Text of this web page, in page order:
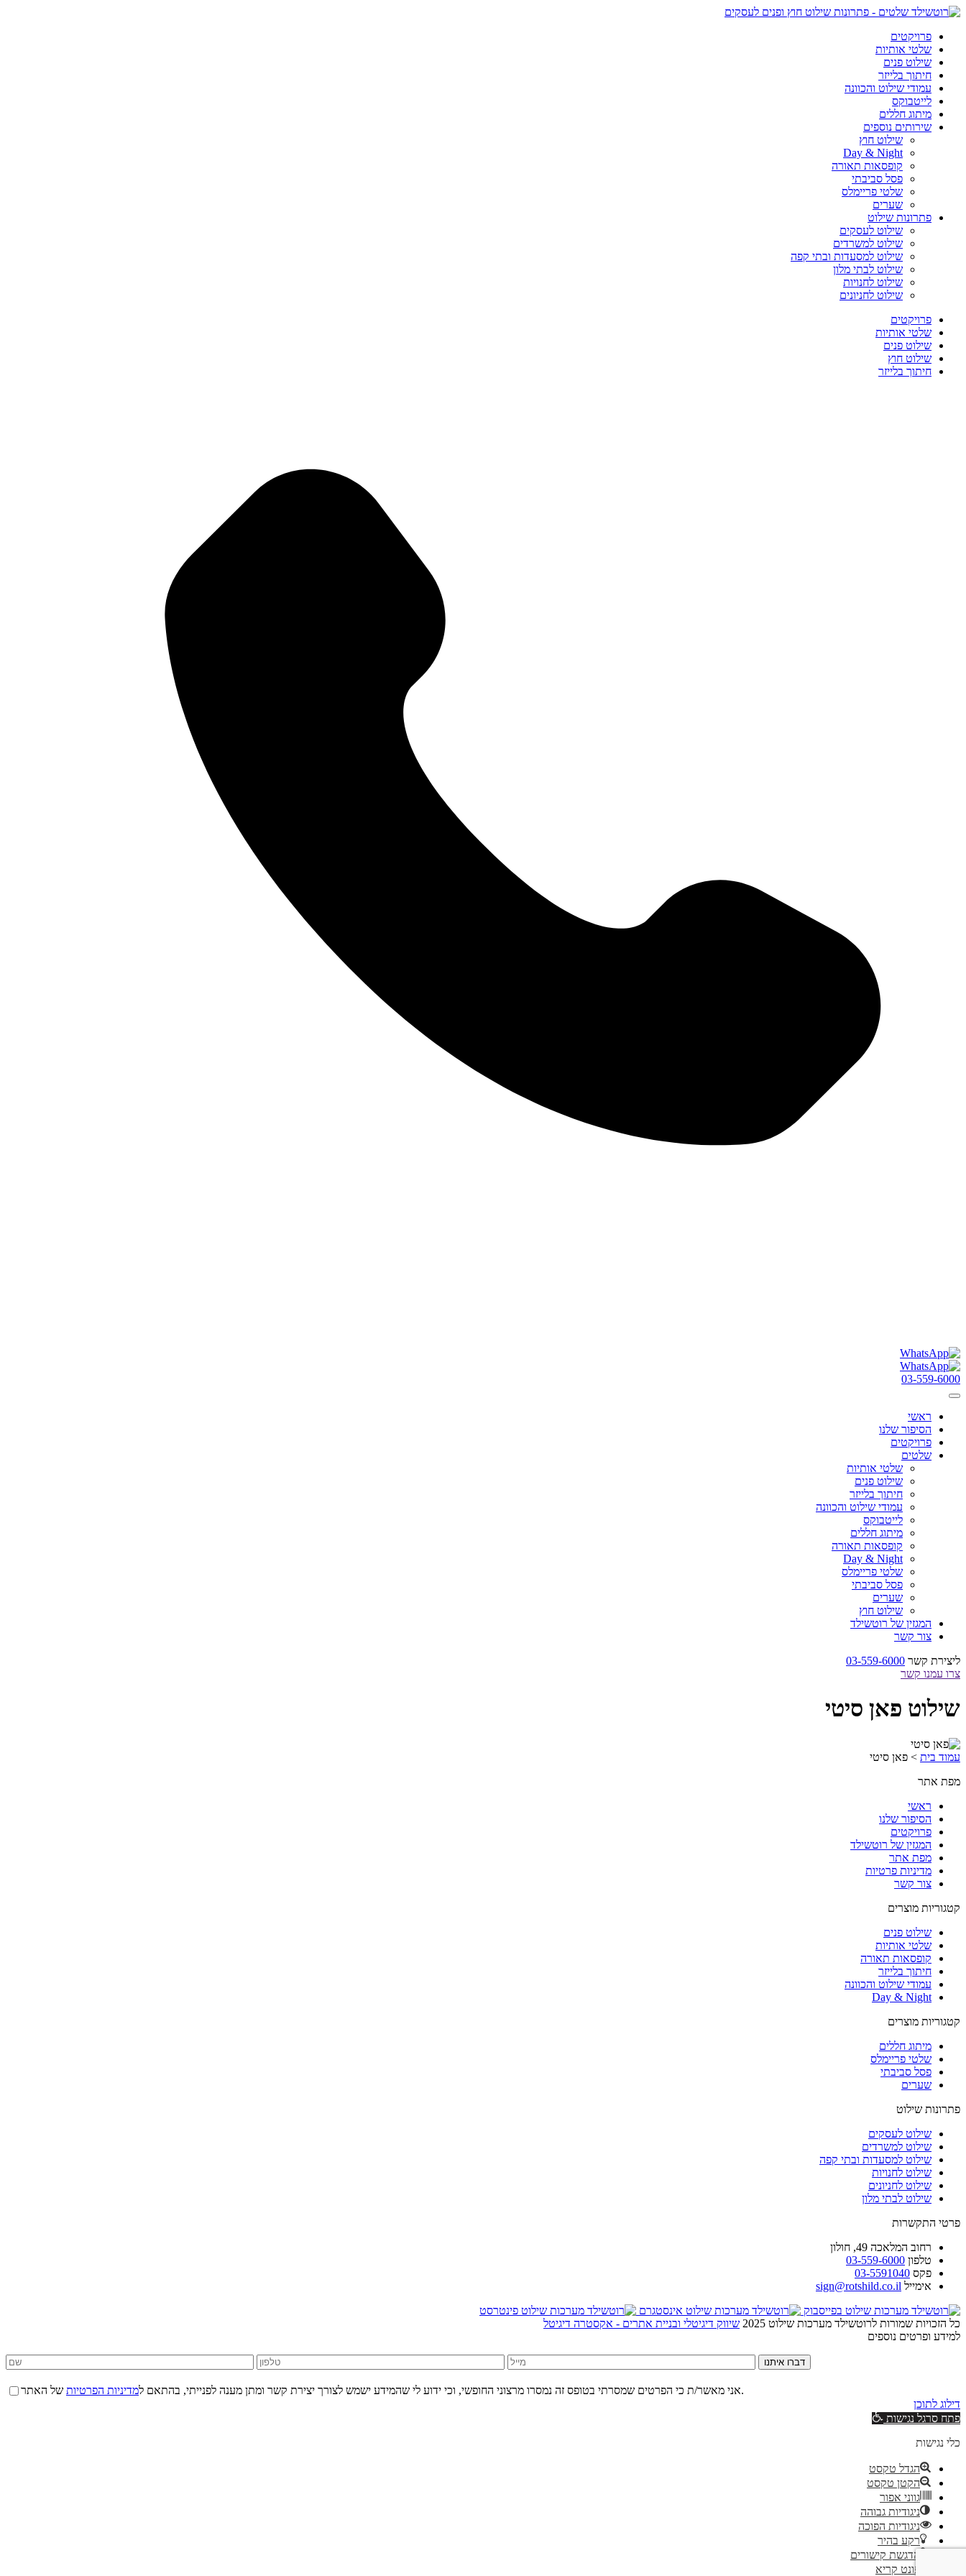
פרויקטים
שלטי אותיות
שילוט פנים
חיתוך בלייזר
עמודי שילוט והכוונה
לייטבוקס
מיתוג חללים
שירותים נוספים
שילוט חוץ
Day & Night
קופסאות תאורה
פסל סביבתי
שלטי פריימלס
שערים
פתרונות שילוט
שילוט לעסקים
שילוט למשרדים
שילוט למסעדות ובתי קפה
שילוט לבתי מלון
שילוט לחנויות
שילוט לחניונים
פרויקטים
שלטי אותיות
שילוט פנים
שילוט חוץ
חיתוך בלייזר
03-559-6000
ראשי
הסיפור שלנו
פרויקטים
שלטים
שלטי אותיות
שילוט פנים
חיתוך בלייזר
עמודי שילוט והכוונה
לייטבוקס
מיתוג חללים
קופסאות תאורה
Day & Night
שלטי פריימלס
פסל סביבתי
שערים
שילוט חוץ
המגזין של רוטשילד
צור קשר
ליצירת קשר 03-559-6000
צרו עמנו קשר
שילוט פאן סיטי
עמוד בית > פאן סיטי
מפת אתר
ראשי
הסיפור שלנו
פרויקטים
המגזין של רוטשילד
מפת אתר
מדיניות פרטיות
צור קשר
קטגוריות מוצרים
שילוט פנים
שלטי אותיות
קופסאות תאורה
חיתוך בלייזר
עמודי שילוט והכוונה
Day & Night
קטגוריות מוצרים
מיתוג חללים
שלטי פריימלס
פסל סביבתי
שערים
פתרונות שילוט
שילוט לעסקים
שילוט למשרדים
שילוט למסעדות ובתי קפה
שילוט לחנויות
שילוט לחניונים
שילוט לבתי מלון
פרטי התקשרות
רחוב המלאכה 49, חולון
טלפון 03-559-6000
פקס 03-5591040
אימייל sign@rotshild.co.il
כל הזכויות שמורות לרוטשילד מערכות שילוט 2025
שיווק דיגיטלי ובניית אתרים - אקסטרה דיגיטל
למידע ופרטים נוספים
דברו איתנו
אני מאשר/ת כי הפרטים שמסרתי בטופס זה נמסרו מרצוני החופשי, וכי ידוע לי שהמידע ישמש לצורך יצירת קשר ומתן מענה לפנייתי, בהתאם למדיניות הפרטיות
של האתר.
דילוג לתוכן
פתח סרגל נגישות
כלי נגישות
הגדל טקסט
הקטן טקסט
גווני אפור
ניגודיות גבוהה
ניגודיות הפוכה
רקע בהיר
הדגשת קישורים
פונט קריא